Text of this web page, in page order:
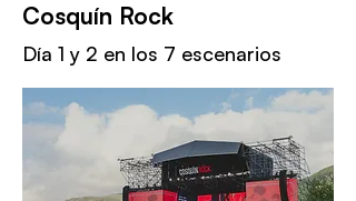
Cosquín Rock
Día 1 y 2 en los 7 escenarios